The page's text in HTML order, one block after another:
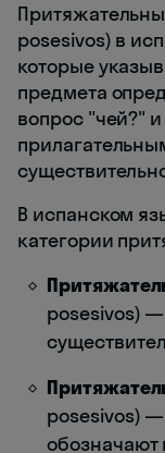
posesivos) в
которые
предмета
вопрос "чей?"
В испанском
категории
posesivos)
posesivos)